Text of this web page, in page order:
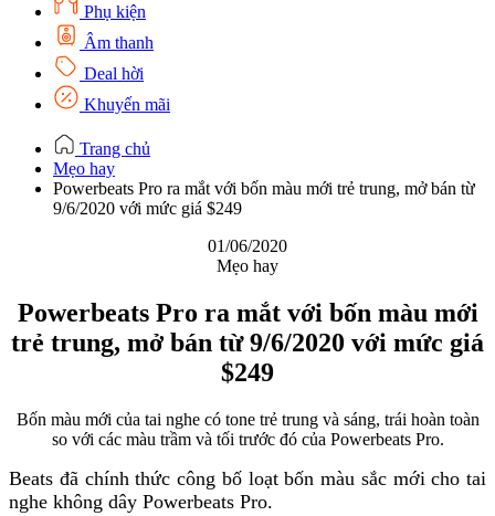
Phụ kiện
Âm thanh
Deal hời
Khuyến mãi
Trang chủ
Mẹo hay
Powerbeats Pro ra mắt với bốn màu mới trẻ trung, mở bán từ
9/6/2020 với mức giá $249
01/06/2020
Mẹo hay
Powerbeats Pro ra mắt với bốn màu mới
trẻ trung, mở bán từ 9/6/2020 với mức giá
$249
Bốn màu mới của tai nghe có tone trẻ trung và sáng, trái hoàn toàn
so với các màu trầm và tối trước đó của Powerbeats Pro.
Beats đã chính thức công bố loạt bốn màu sắc mới cho tai
nghe không dây Powerbeats Pro.